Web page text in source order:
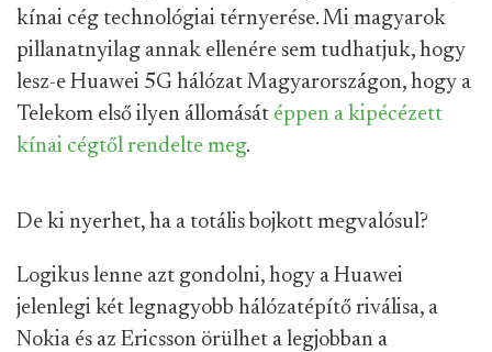
kínai cég technológiai térnyerése. Mi magyarok
pillanatnyilag annak ellenére sem tudhatjuk, hogy
lesz-e Huawei 5G hálózat Magyarországon, hogy a
Telekom első ilyen állomását éppen a kipécézett
kínai cégtől rendelte meg.
De ki nyerhet, ha a totális bojkott megvalósul?
Logikus lenne azt gondolni, hogy a Huawei
jelenlegi két legnagyobb hálózatépítő riválisa, a
Nokia és az Ericsson örülhet a legjobban a